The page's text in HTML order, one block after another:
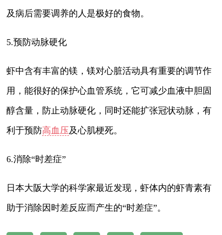
及病后需要调养的人是极好的食物。
5.预防动脉硬化
虾中含有丰富的镁，镁对心脏活动具有重要的调节作
用，能很好的保护心血管系统，它可减少血液中胆固
醇含量，防止动脉硬化，同时还能扩张冠状动脉，有
利于预防高血压及心肌梗死。
6.消除“时差症”
日本大阪大学的科学家最近发现，虾体内的虾青素有
助于消除因时差反应而产生的“时差症”。